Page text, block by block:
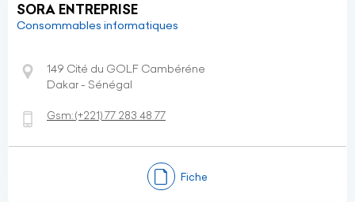
SORA ENTREPRISE
Consommables informatiques
149 Cité du GOLF Cambéréne
Dakar - Sénégal
Gsm:(+221)77 283 48 77
Fiche